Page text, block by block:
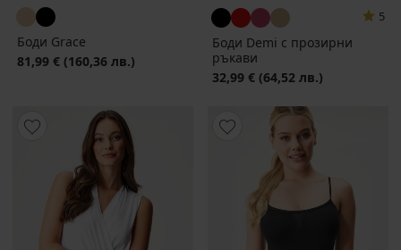
Боди Grace
81,99 € (160,36 лв.)
5
Боди Demi с прозирни
ръкави
32,99 € (64,52 лв.)